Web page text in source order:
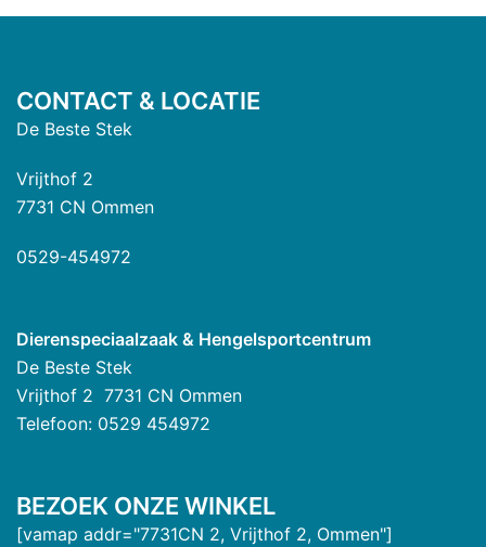
CONTACT & LOCATIE
De Beste Stek
Vrijthof 2
7731 CN Ommen
0529-454972
Dierenspeciaalzaak & Hengelsportcentrum
De Beste Stek
Vrijthof 2 7731 CN Ommen
Telefoon: 0529 454972
BEZOEK ONZE WINKEL
[vamap addr="7731CN 2, Vrijthof 2, Ommen"]